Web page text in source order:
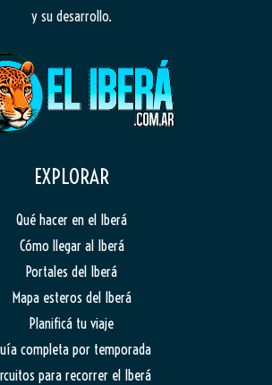
y su desarrollo.
EXPLORAR
Qué hacer en el Iberá
Cómo llegar al Iberá
Portales del Iberá
Mapa esteros del Iberá
Planificá tu viaje
completa por temporada
para recorrer el Iberá